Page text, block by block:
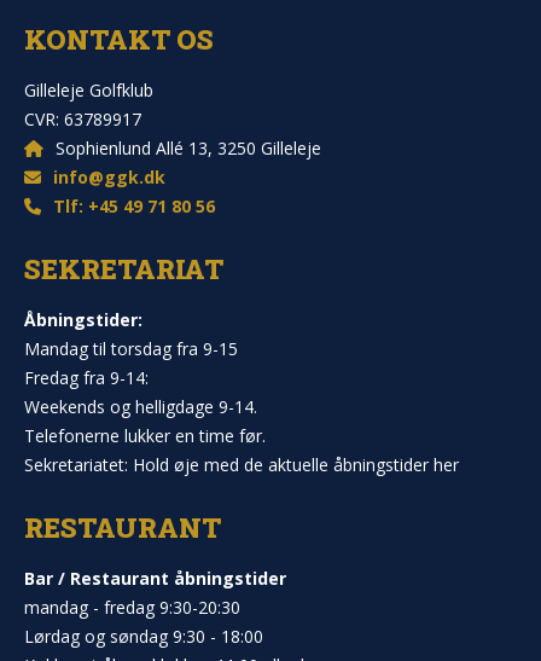
KONTAKT OS
Gilleleje Golfklub
CVR: 63789917
Sophienlund Allé 13, 3250 Gilleleje
info@ggk.dk
Tlf: +45 49 71 80 56
SEKRETARIAT
Åbningstider:
Mandag til torsdag fra 9-15
Fredag fra 9-14:
Weekends og helligdage 9-14.
Telefonerne lukker en time før.
Sekretariatet: Hold øje med de aktuelle åbningstider her
RESTAURANT
Bar / Restaurant åbningstider
mandag - fredag 9:30-20:30
Lørdag og søndag 9:30 - 18:00